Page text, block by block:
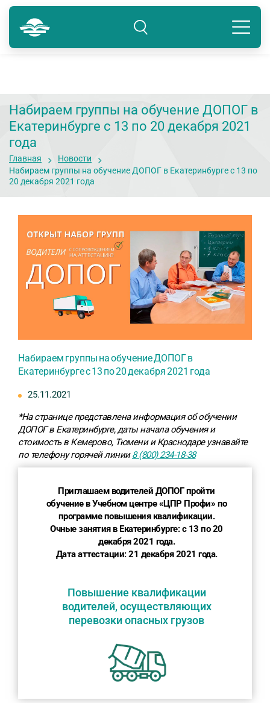
Краснодар
Подразделение: Краснодар
8 800 234-80-99
Набираем группы на обучение ДОПОГ в
Екатеринбурге с 13 по 20 декабря 2021
года
Главная
Новости
Набираем группы на обучение ДОПОГ в Екатеринбурге с 13 по
20 декабря 2021 года
Набираем группы на обучение ДОПОГ в
Екатеринбурге с 13 по 20 декабря 2021 года
25.11.2021
*На странице представлена информация об обучении
ДОПОГ в Екатеринбурге, даты начала обучения и
стоимость в Кемерово, Тюмени и Краснодаре узнавайте
по телефону горячей линии8 (800) 234-18-38
Приглашаем водителей ДОПОГ пройти
обучение в Учебном центре «ЦПР Профи» по
программе повышения квалификации.
Очные занятия в Екатеринбурге: с 13 по 20
декабря 2021 года.
Дата аттестации: 21 декабря 2021 года.
Повышение квалификации
водителей, осуществляющих
перевозки опасных грузов